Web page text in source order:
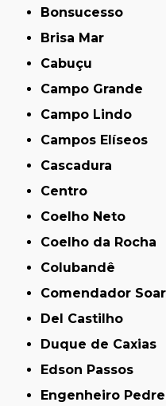
Bonsucesso
Brisa Mar
Cabuçu
Campo Grande
Campo Lindo
Campos Elíseos
Cascadura
Centro
Coelho Neto
Coelho da Rocha
Colubandê
Comendador
Del Castilho
Duque de Caxias
Edson Passos
Engenheiro